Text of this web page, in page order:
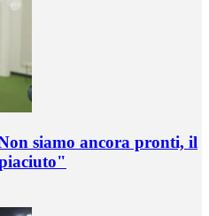
siamo ancora pronti, il